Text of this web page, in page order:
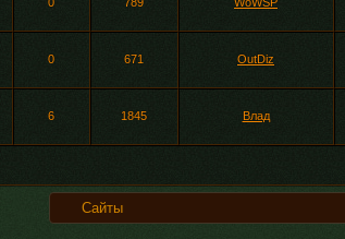
0 671 OutDiz
6 1845 Влад